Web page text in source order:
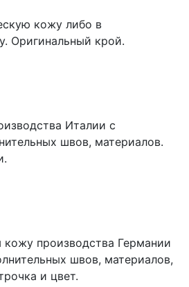
кожу либо в
Оригинальный крой.
Италии с
швов, материалов.
производства Германии
швов, материалов,
и цвет.